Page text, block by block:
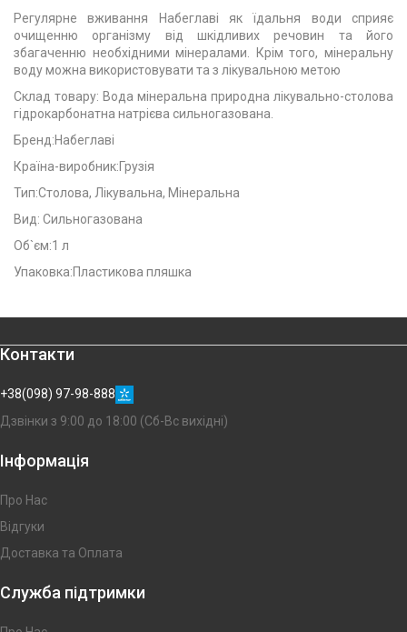
Регулярне вживання Набеглаві як їдальня води сприяє
очищенню організму від шкідливих речовин та його
збагаченню необхідними мінералами. Крім того, мінеральну
воду можна використовувати та з лікувальною метою
Склад товару: Вода мінеральна природна лікувально-столова
гідрокарбонатна натрієва сильногазована.
Бренд:Набеглаві
Країна-виробник:Грузія
Тип:Столова, Лікувальна, Мінеральна
Вид: Сильногазована
Об`єм:1 л
Упаковка:Пластикова пляшка
Контакти
+38(098) 97-98-888
Дзвінки з 9:00 до 18:00 (Сб-Вс вихідні)
Інформація
Про Нас
Відгуки
Доставка та Оплата
Служба підтримки